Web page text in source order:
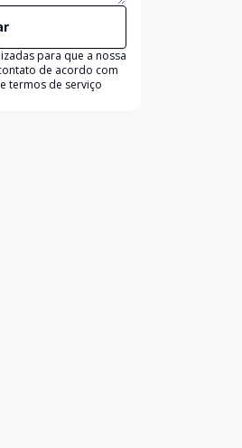
para que a nossa
de acordo com
termos de serviço